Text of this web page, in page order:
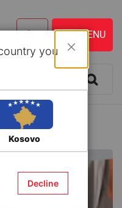
dhe Solucione pastrimi
you
Kosovo
Decline